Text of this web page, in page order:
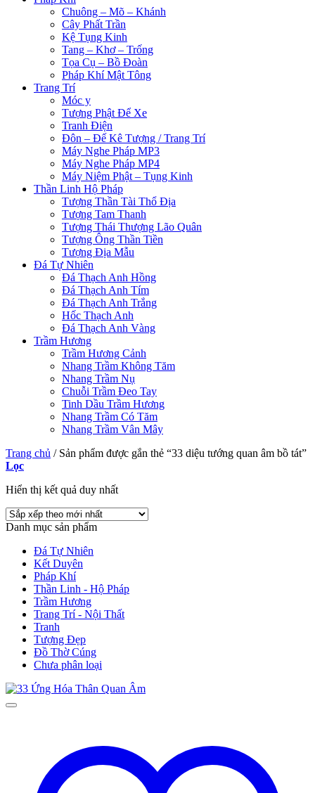
Chuông – Mõ – Khánh
Cây Phất Trần
Kệ Tụng Kinh
Tang – Khơ – Trống
Tọa Cụ – Bồ Đoàn
Pháp Khí Mật Tông
Trang Trí
Móc y
Tượng Phật Để Xe
Tranh Điện
Đôn – Đế Kê Tượng / Trang Trí
Máy Nghe Pháp MP3
Máy Nghe Pháp MP4
Máy Niệm Phật – Tụng Kinh
Thần Linh Hộ Pháp
Tượng Thần Tài Thổ Địa
Tượng Tam Thanh
Tượng Thái Thượng Lão Quân
Tượng Ông Thần Tiền
Tượng Địa Mẫu
Đá Tự Nhiên
Đá Thạch Anh Hồng
Đá Thạch Anh Tím
Đá Thạch Anh Trắng
Hốc Thạch Anh
Đá Thạch Anh Vàng
Trầm Hương
Trầm Hương Cảnh
Nhang Trầm Không Tăm
Nhang Trầm Nụ
Chuỗi Trầm Đeo Tay
Tinh Dầu Trầm Hương
Nhang Trầm Có Tăm
Nhang Trầm Vân Mây
Trang chủ /Sản phẩm được gắn thẻ “33 diệu tướng quan âm bồ tát”
Lọc
Hiển thị kết quả duy nhất
Danh mục sản phẩm
Đá Tự Nhiên
Kết Duyên
Pháp Khí
Thần Linh - Hộ Pháp
Trầm Hương
Trang Trí - Nội Thất
Tranh
Tượng Đẹp
Đồ Thờ Cúng
Chưa phân loại